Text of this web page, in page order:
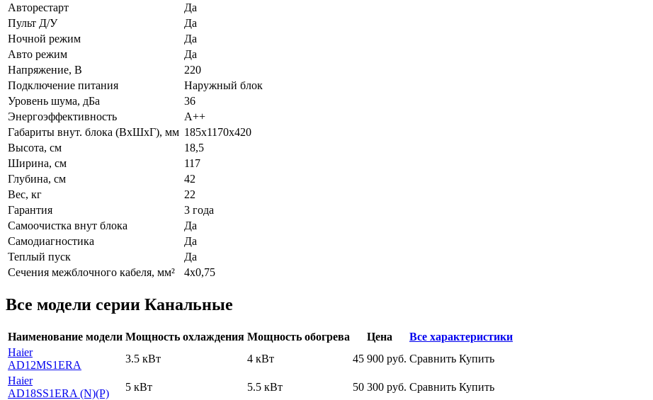
Авторестарт
Да
Пульт Д/У
Да
Ночной режим
Да
Авто режим
Да
Напряжение, В
220
Подключение питания
Наружный блок
Уровень шума, дБа
36
Энергоэффективность
A++
Габариты внут. блока (ВхШхГ), мм 185х1170х420
Высота, см
18,5
Ширина, см
117
Глубина, см
42
Вес, кг
22
Гарантия
3 года
Самоочистка внут блока
Да
Самодиагностика
Да
Теплый пуск
Да
Сечения межблочного кабеля, мм²
4х0,75
Все модели серии Канальные
Наименование модели Мощность охлаждения Мощность обогрева Цена
Все характеристики
Haier
AD12МS1ERA
3.5 кВт 4 кВт 45 900 руб. Сравнить Купить
Haier
AD18SS1ERA (N)(P)
5 кВт 5.5 кВт 50 300 руб. Сравнить Купить